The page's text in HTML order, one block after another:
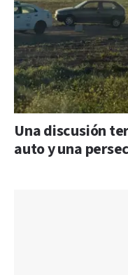
Una discusión
auto y una